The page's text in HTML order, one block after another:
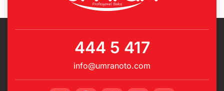
444 5 417
info@umranoto.com